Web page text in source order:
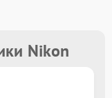
Nikon